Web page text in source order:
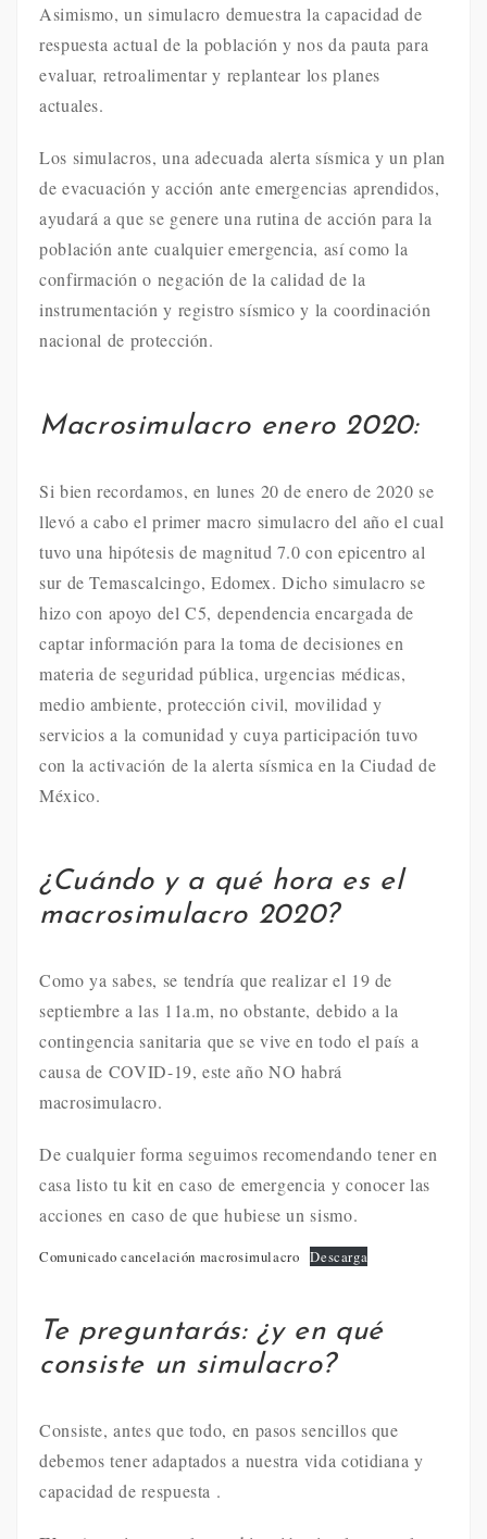
Asimismo, un simulacro demuestra la capacidad de
respuesta actual de la población y nos da pauta para
evaluar, retroalimentar y replantear los planes
actuales.
Los simulacros, una adecuada alerta sísmica y un plan
de evacuación y acción ante emergencias aprendidos,
ayudará a que se genere una rutina de acción para la
población ante cualquier emergencia, así como la
confirmación o negación de la calidad de la
instrumentación y registro sísmico y la coordinación
nacional de protección.
Macrosimulacro enero 2020:
Si bien recordamos, en lunes 20 de enero de 2020 se
llevó a cabo el primer macro simulacro del año el cual
tuvo una hipótesis de magnitud 7.0 con epicentro al
sur de Temascalcingo, Edomex. Dicho simulacro se
hizo con apoyo del C5, dependencia encargada de
captar información para la toma de decisiones en
materia de seguridad pública, urgencias médicas,
medio ambiente, protección civil, movilidad y
servicios a la comunidad y cuya participación tuvo
con la activación de la alerta sísmica en la Ciudad de
México.
¿Cuándo y a qué hora es el
macrosimulacro 2020?
Como ya sabes, se tendría que realizar el 19 de
septiembre a las 11a.m, no obstante, debido a la
contingencia sanitaria que se vive en todo el país a
causa de COVID-19, este año NO habrá
macrosimulacro.
De cualquier forma seguimos recomendando tener en
casa listo tu kit en caso de emergencia y conocer las
acciones en caso de que hubiese un sismo.
Comunicado cancelación macrosimulacro Descarga
Te preguntarás: ¿y en qué
consiste un simulacro?
Consiste, antes que todo, en pasos sencillos que
debemos tener adaptados a nuestra vida cotidiana y
capacidad de respuesta .